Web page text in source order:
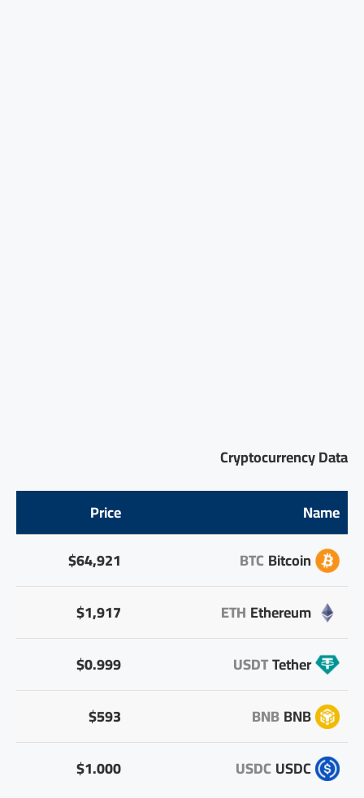
Cryptocurrency Data
Name
Price
Bitcoin
BTC
$64,921
Ethereum
ETH
$1,917
Tether
USDT
$0.999
BNB
BNB
$593
USDC
USDC
$1.000